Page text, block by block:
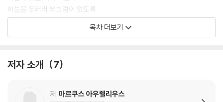
하늘을 우러러 부끄럼이 없도록
과거는 이미 지나간 시간이다
시간을 신중하게 사용하자 29
미래에 대해 근심하는 영혼 31
목차 더보기
저자 소개 7
저 마르쿠스 아우렐리우스